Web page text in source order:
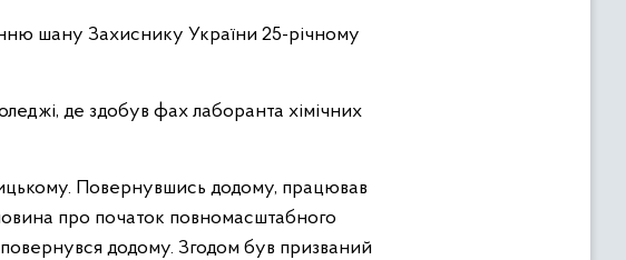
шану Захиснику України 25-річному
де здобув фах лаборанта хімічних
Повернувшись додому, працював
про початок повномасштабного
повернувся додому. Згодом був призваний